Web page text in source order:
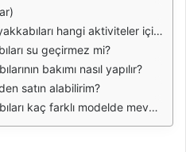
hangi aktiviteler için uygundur?
su geçirmez mi?
bakımı nasıl yapılır?
satın alabilirim?
kaç farklı modelde mevcuttur?